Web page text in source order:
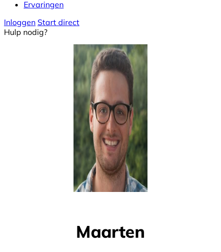
Ervaringen
Inloggen Start direct
Hulp nodig?
Maarten